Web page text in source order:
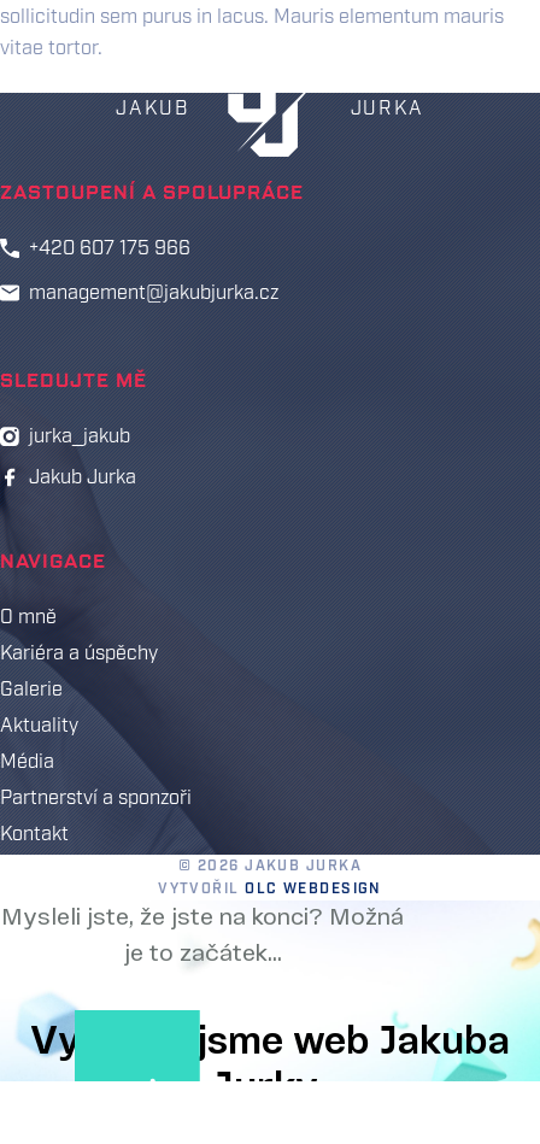
sollicitudin sem purus in lacus. Mauris elementum mauris
vitae tortor.
JAKUB JURKA
ZASTOUPENÍ A SPOLUPRÁCE
+420 607 175 966
management@jakubjurka.cz
SLEDUJTE MĚ
jurka_jakub
Jakub Jurka
NAVIGACE
O mně
Kariéra a úspěchy
Galerie
Aktuality
Média
Partnerství a sponzoři
Kontakt
© 2026 JAKUB JURKA
VYTVOŘILOLC WEBDESIGN